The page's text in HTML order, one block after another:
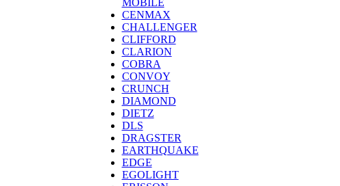
CENMAX
CHALLENGER
CLIFFORD
CLARION
COBRA
CONVOY
CRUNCH
DIAMOND
DIETZ
DLS
DRAGSTER
EARTHQUAKE
EDGE
EGOLIGHT